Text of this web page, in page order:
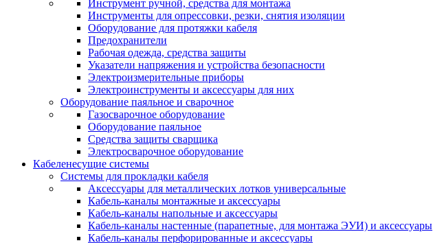
Инструмент ручной, средства для монтажа
Инструменты для опрессовки, резки, снятия изоляции
Оборудование для протяжки кабеля
Предохранители
Рабочая одежда, средства защиты
Указатели напряжения и устройства безопасности
Электроизмерительные приборы
Электроинструменты и аксессуары для них
Оборудование паяльное и сварочное
Газосварочное оборудование
Оборудование паяльное
Средства защиты сварщика
Электросварочное оборудование
Кабеленесущие системы
Системы для прокладки кабеля
Аксессуары для металлических лотков универсальные
Кабель-каналы монтажные и аксессуары
Кабель-каналы напольные и аксессуары
Кабель-каналы настенные (парапетные, для монтажа ЭУИ) и аксессуары
Кабель-каналы перфорированные и аксессуары